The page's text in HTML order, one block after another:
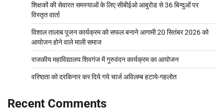
शिक्षकों की सेवारत समस्याओं के लिए सीबीईओ आबुरोड से 36 बिन्दुओं पर
विस्तृत वार्ता
विशाल तालाब पूजन कार्यक्रम को सफल बनाने आगामी 20 सितंबर 2026 को
आयोजन होने वाले माली समाज
राजकीय महाविद्यालय शिवगंज में गुरुवंदन कार्यक्रम का आयोजन
वरिष्ठता को दरकिनार कर दिये गये चार्ज अविलम्ब हटाये-गहलोत
Recent Comments